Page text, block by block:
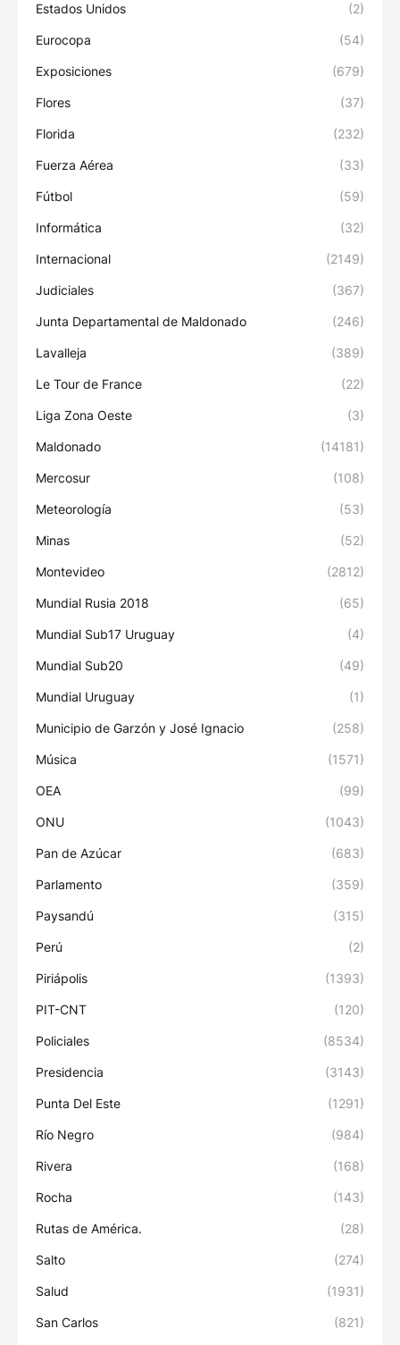
Estados Unidos (2)
Eurocopa (54)
Exposiciones (679)
Flores (37)
Florida (232)
Fuerza Aérea (33)
Fútbol (59)
Informática (32)
Internacional (2149)
Judiciales (367)
Junta Departamental de Maldonado (246)
Lavalleja (389)
Le Tour de France (22)
Liga Zona Oeste (3)
Maldonado (14181)
Mercosur (108)
Meteorología (53)
Minas (52)
Montevideo (2812)
Mundial Rusia 2018 (65)
Mundial Sub17 Uruguay (4)
Mundial Sub20 (49)
Mundial Uruguay (1)
Municipio de Garzón y José Ignacio (258)
Música (1571)
OEA (99)
ONU (1043)
Pan de Azúcar (683)
Parlamento (359)
Paysandú (315)
Perú (2)
Piriápolis (1393)
PIT-CNT (120)
Policiales (8534)
Presidencia (3143)
Punta Del Este (1291)
Río Negro (984)
Rivera (168)
Rocha (143)
Rutas de América. (28)
Salto (274)
Salud (1931)
San Carlos (821)